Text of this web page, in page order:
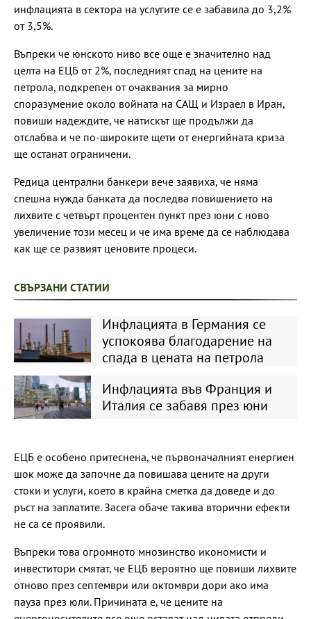
инфлацията в сектора на услугите се е забавила до 3,2%
от 3,5%.
Въпреки че юнското ниво все още е значително над
целта на ЕЦБ от 2%, последният спад на цените на
петрола, подкрепен от очаквания за мирно
споразумение около войната на САЩ и Израел в Иран,
повиши надеждите, че натискът ще продължи да
отслабва и че по-широките щети от енергийната криза
ще останат ограничени.
Редица централни банкери вече заявиха, че няма
спешна нужда банката да последва повишението на
лихвите с четвърт процентен пункт през юни с ново
увеличение този месец и че има време да се наблюдава
как ще се развият ценовите процеси.
СВЪРЗАНИ СТАТИИ
Инфлацията в Германия се
успокоява благодарение на
спада в цената на петрола
Инфлацията във Франция и
Италия се забавя през юни
ЕЦБ е особено притеснена, че първоначалният енергиен
шок може да започне да повишава цените на други
стоки и услуги, което в крайна сметка да доведе и до
ръст на заплатите. Засега обаче такива вторични ефекти
не са се проявили.
Въпреки това огромното мнозинство икономисти и
инвеститори смятат, че ЕЦБ вероятно ще повиши лихвите
отново през септември или октомври дори ако има
пауза през юли. Причината е, че цените на